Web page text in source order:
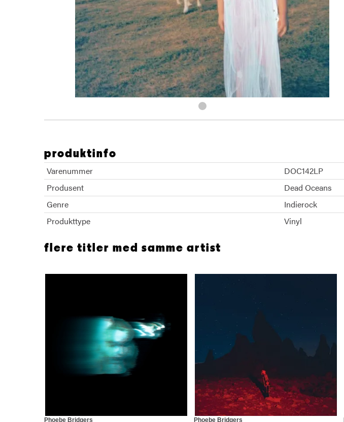
produktinfo
Varenummer
DOC142LP
Produsent
Dead Oceans
Genre
Indierock
Produkttype
Vinyl
flere titler med samme artist
Phoebe Bridgers Phoebe Bridgers